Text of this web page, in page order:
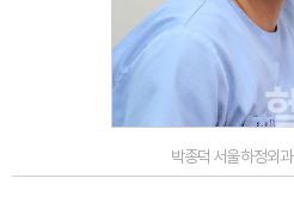
박종덕 서울하정외